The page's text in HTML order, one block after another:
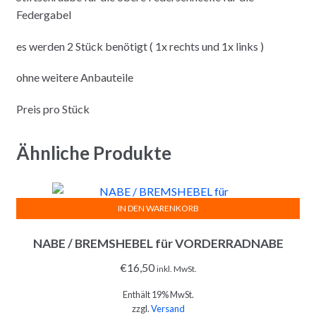
Federgabel
es werden 2 Stück benötigt ( 1x rechts und 1x links )
ohne weitere Anbauteile
Preis pro Stück
Ähnliche Produkte
NABE / BREMSHEBEL für VORDERRADNABE
€16,50 inkl. MwSt.
Enthält 19% MwSt.
zzgl.Versand
IN DEN WARENKORB